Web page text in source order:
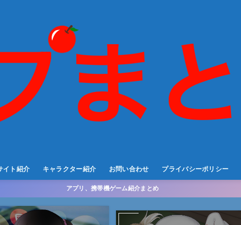
イト紹介 キャラクター紹介 お問い合わせ プライバシーポリシー
アプリ、携帯機ゲーム紹介まとめ